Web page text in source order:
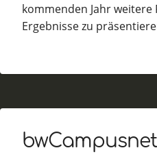
kommenden Jahr
Ergebnisse zu